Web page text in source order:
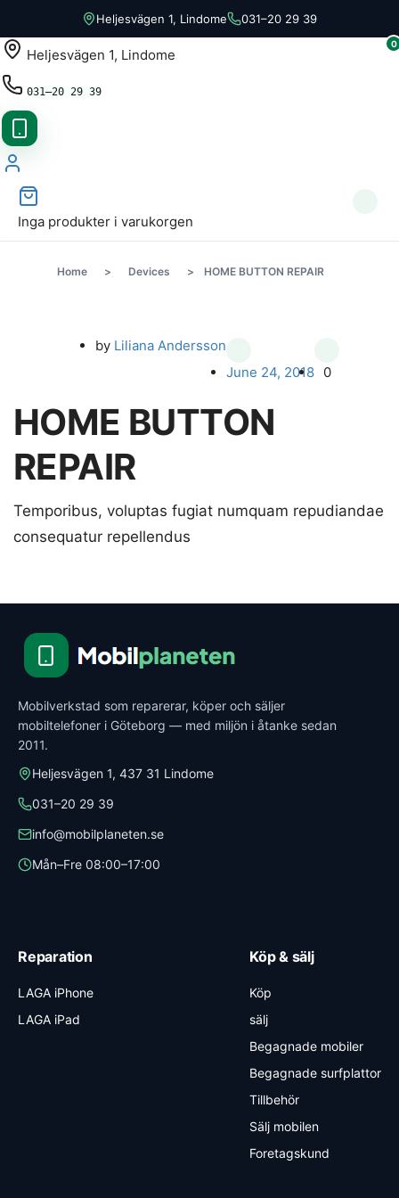
Heljesvägen 1, Lindome 031–20 29 39
Heljesvägen 1, Lindome
031–20 29 39
0
Inga produkter i varukorgen
Home > Devices > HOME BUTTON REPAIR
by Liliana Andersson
June 24, 2018 0
HOME BUTTON
REPAIR
Temporibus, voluptas fugiat numquam repudiandae
consequatur repellendus
Mobilverkstad som reparerar, köper och säljer
mobiltelefoner i Göteborg — med miljön i åtanke sedan
2011.
Heljesvägen 1, 437 31 Lindome
031–20 29 39
info@mobilplaneten.se
Mån–Fre 08:00–17:00
Reparation
LAGA iPhone
LAGA iPad
Köp & sälj
Köp
sälj
Begagnade mobiler
Begagnade surfplattor
Tillbehör
Sälj mobilen
Foretagskund